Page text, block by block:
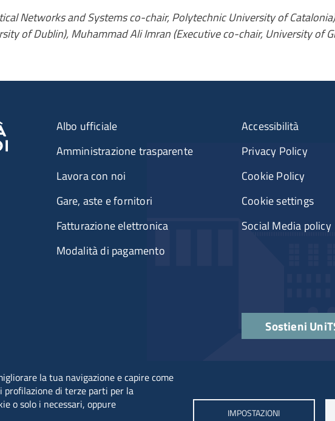
Networks and Systems co-chair, Polytechnic University of
of Dublin), Muhammad Ali Imran (Executive co-chair, University of
la tua navigazione e capire come
profilazione di terze parti per la
o solo i necessari, oppure
IMPOSTAZIONI
Albo ufficiale
Amministrazione trasparente
Lavora con noi
Gare, aste e fornitori
Fatturazione elettronica
Modalità di pagamento
Accessibilità
Privacy Policy
Cookie Policy
Cookie settings
Social Media policy
Sostieni